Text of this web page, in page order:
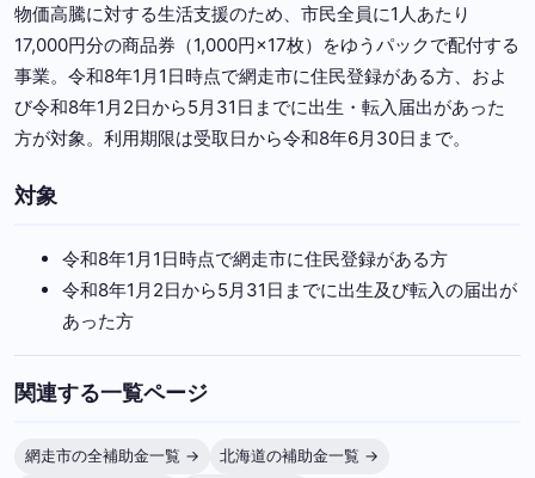
物価高騰に対する生活支援のため、市民全員に1人あたり
17,000円分の商品券（1,000円×17枚）をゆうパックで配付する
事業。令和8年1月1日時点で網走市に住民登録がある方、およ
び令和8年1月2日から5月31日までに出生・転入届出があった
方が対象。利用期限は受取日から令和8年6月30日まで。
対象
令和8年1月1日時点で網走市に住民登録がある方
令和8年1月2日から5月31日までに出生及び転入の届出が
あった方
関連する一覧ページ
網走市の全補助金一覧 →
北海道の補助金一覧 →